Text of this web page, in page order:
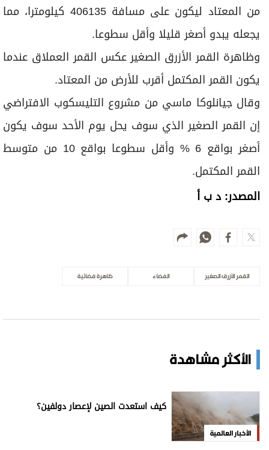
من المعتاد ليكون على مسافة 406135 كيلومترا، مما
يجعله يبدو أصغر قليلا وأقل سطوعا.
وظاهرة القمر الأزرق الصغير عكس القمر العملاق عندما
يكون القمر المكتمل أقرب للأرض من المعتاد.
وقال جيانلوكا ماسي من مشروع التليسكوب الافتراضي
إن القمر الصغير الذي سوف يحل يوم الأحد سوف يكون
أصغر بواقع 6 % وأقل سطوعا بواقع 10 من متوسط
القمر المكتمل.
المصدر: د ب أ
القمر الأزرق الصغير الفضاء ظاهرة فضائية
الأكثر مشاهدة
الأخبار العالمية
كيف استعدت الصين لإعصار دولفين؟